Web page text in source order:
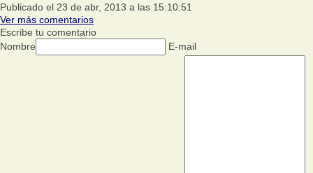
Publicado el 23 de abr, 2013 a las 15:10:51
Ver más comentarios
Escribe tu comentario
Nombre
E-mail